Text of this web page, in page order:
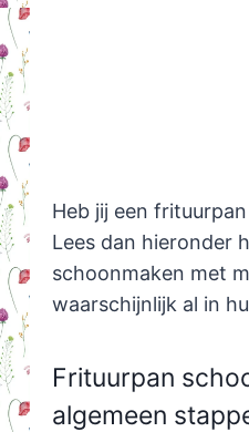
Heb jij een
Lees dan hieronder
schoonmaken met
waarschijnlijk al in
Frituurpan
algemeen